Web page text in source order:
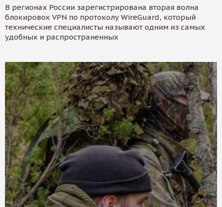
В регионах России зарегистрирована вторая волна
блокировок VPN по протоколу WireGuard, который
технические специалисты называют одним из самых
удобных и распространенных